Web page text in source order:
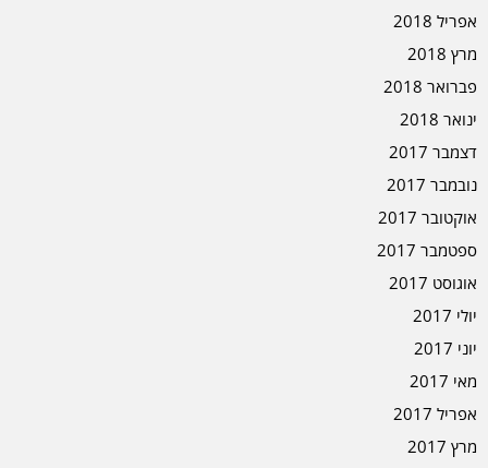
אפריל 2018
מרץ 2018
פברואר 2018
ינואר 2018
דצמבר 2017
נובמבר 2017
אוקטובר 2017
ספטמבר 2017
אוגוסט 2017
יולי 2017
יוני 2017
מאי 2017
אפריל 2017
מרץ 2017